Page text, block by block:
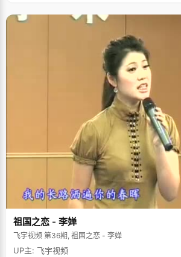
祖国之恋 - 李婵
飞宇视频 第36期, 祖国之恋 - 李婵
UP主: 飞宇视频